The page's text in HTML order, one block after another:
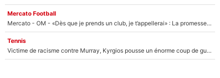
Mercato Football
Mercato - OM - «Dès que je prends un club, je t’appellerai» : La promesse de Marcelino au moment de claquer la porte
Tennis
Victime de racisme contre Murray, Kyrgios pousse un énorme coup de gueule !